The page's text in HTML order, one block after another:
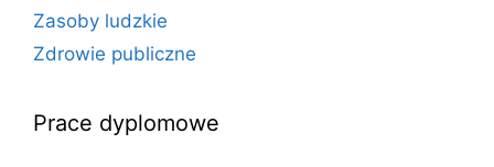
Zasoby ludzkie
Zdrowie publiczne
Prace dyplomowe